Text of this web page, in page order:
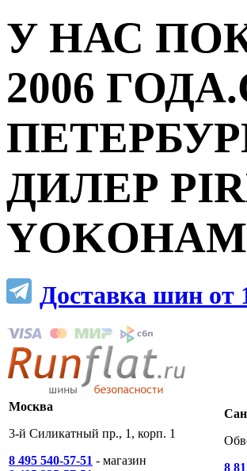
У НАС
2006
ДИЛЕР
Доставка шин от
Москва
3-й Силикатный пр., 1, корп. 1
8 495 540-57-51 - магазин
8